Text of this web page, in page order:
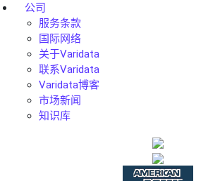
公司
服务条款
国际网络
关于Varidata
联系Varidata
Varidata博客
市场新闻
知识库